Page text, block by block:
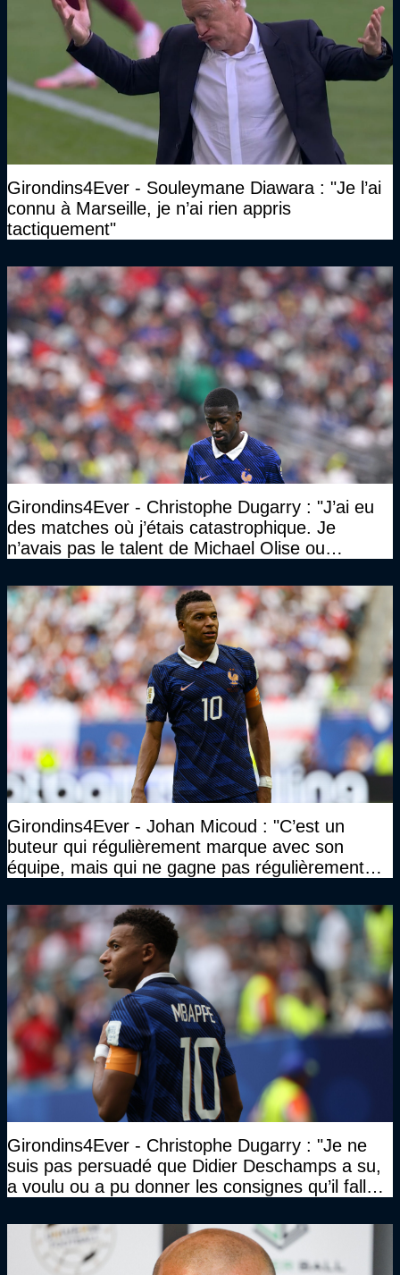
Girondins4Ever - Souleymane Diawara : "Je l’ai
connu à Marseille, je n’ai rien appris
tactiquement"
Girondins4Ever - Christophe Dugarry : "J’ai eu
des matches où j’étais catastrophique. Je
n’avais pas le talent de Michael Olise ou
quelque chose d’assez incroyable"
Girondins4Ever - Johan Micoud : "C’est un
buteur qui régulièrement marque avec son
équipe, mais qui ne gagne pas régulièrement
Girondins4Ever - Christophe Dugarry : "Je ne
suis pas persuadé que Didier Deschamps a su,
a voulu ou a pu donner les consignes qu’il fallait